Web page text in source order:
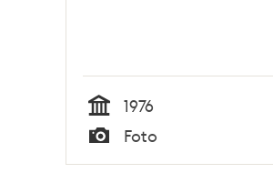
Tid
1976
Typ
Foto